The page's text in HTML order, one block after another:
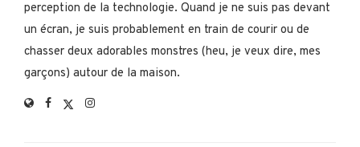
perception de la technologie. Quand je ne suis pas devant
un écran, je suis probablement en train de courir ou de
chasser deux adorables monstres (heu, je veux dire, mes
garçons) autour de la maison.